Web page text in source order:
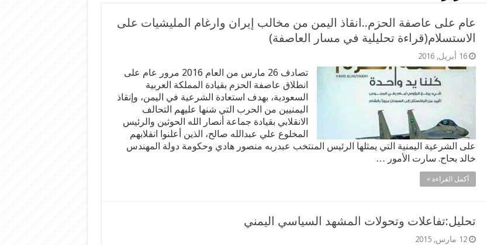
عام على عاصفة الحزم..انقاذ اليمن من مخالب إيران وارغام المليشيات على
الاستسلام(قراءة تحليلية في مسار العاصفة)
16 أبريل, 2016
تصادف 26 مارس من العام 2016 مرور عام على
انطلاق عاصفة الحزم بقيادة المملكة العربية
السعودية، بهدف استعادة الشرعية في اليمن، وإنقاذ
اليمنيين من الحرب التي شنها عليهم التحالف
الانقلابي بقيادة جماعة أنصار الله الحوثين والرئيس
المخلوع علي عبدالله صالح، الذين أعلنوا انقلابهم
على الشرعية اليمنية التي يمثلها الرئيس المنتخب عبدربه منصور هادي وحكومة دولة المهندس
خالد بحاح. سارت الأمور …
أكمل القراءة »
تحليل:تفاعلات وتحولات المشهد السياسي اليمني
12 مارس, 2015